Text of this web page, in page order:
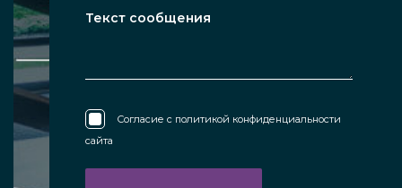
Согласие с политикой конфиденциальности
сайта